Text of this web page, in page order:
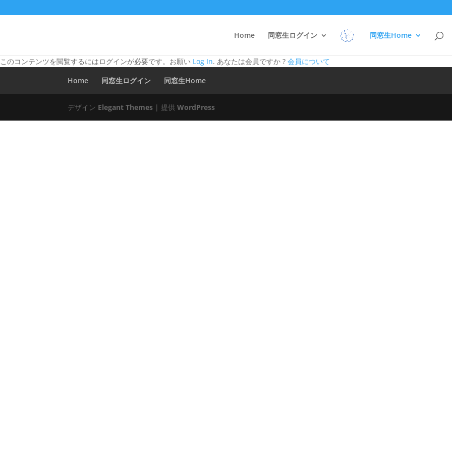
Home 同窓生ログイン 同窓生Home
このコンテンツを閲覧するにはログインが必要です。お願い Log In. あなたは会員ですか ? 会員について
Home
同窓生ログイン 同窓生Home
デザイン Elegant Themes | 提供WordPress